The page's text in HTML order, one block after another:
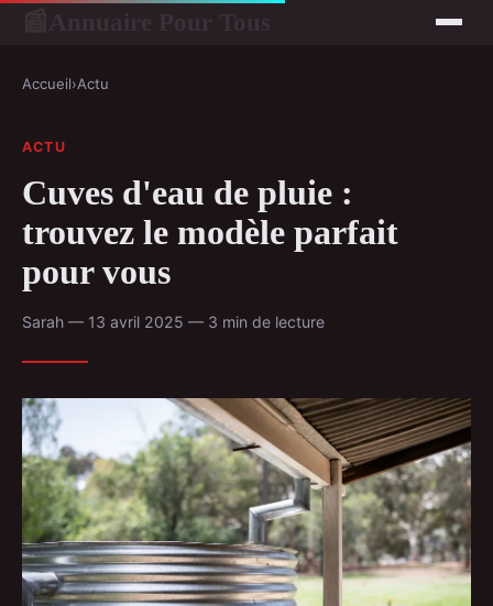
Accueil›Actu
ACTU
Cuves d'eau de pluie :
trouvez le modèle parfait
pour vous
Sarah — 13 avril 2025 — 3 min de lecture